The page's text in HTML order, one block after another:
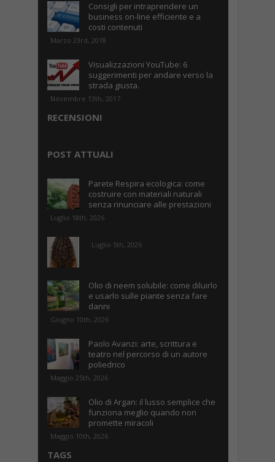
Consigli per intraprendere un
business on-line efficiente e a
costi contenuti
Marzo 23rd, 2018
Visualizzazioni YouTube: 6
suggerimenti per andare verso la
strada giusta.
Novembre 13th, 2017
RECENSIONI
POST ATTUALI
Parete Respira ecologica: come
costruire con materiali naturali
senza rinunciare alle prestazioni
Luglio 18th, 2026
Luglio 5th, 2026
Olio di neem solubile: come diluirlo
e usarlo sulle piante senza fare
danni
Giugno 10th, 2026
Paolo Avanzi: arte, scrittura e
teatro nel percorso di un autore
poliedrico
Maggio 25th, 2026
Olio di Argan: il lusso semplice che
funziona meglio quando non
promette miracoli
Maggio 10th, 2026
TAGS